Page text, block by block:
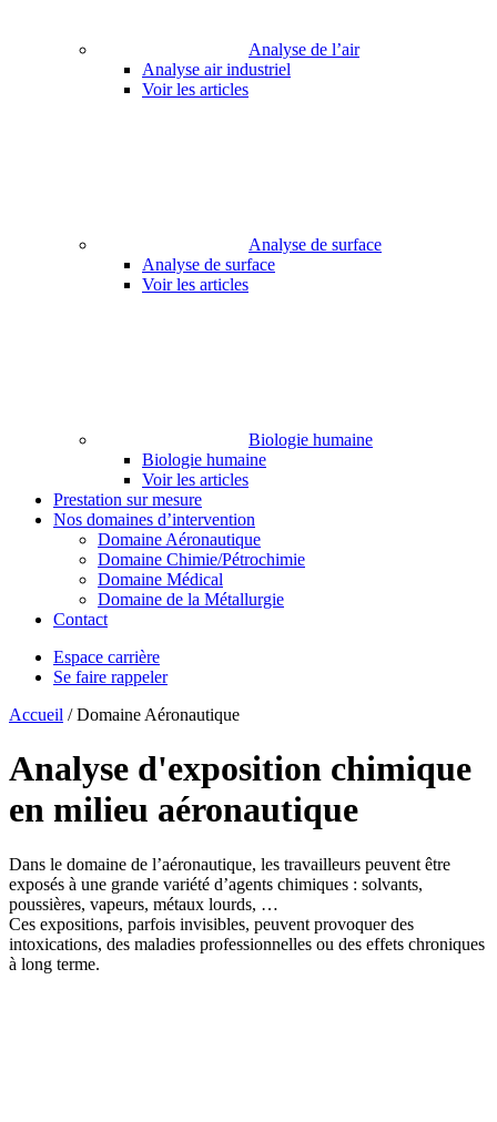
Analyse de l’air
Analyse air industriel
Voir les articles
Analyse de surface
Analyse de surface
Voir les articles
Biologie humaine
Biologie humaine
Voir les articles
Prestation sur mesure
Nos domaines d’intervention
Domaine Aéronautique
Domaine Chimie/Pétrochimie
Domaine Médical
Domaine de la Métallurgie
Contact
Espace carrière
Se faire rappeler
Accueil /Domaine Aéronautique
Analyse d'exposition chimique
en milieu aéronautique
Dans le domaine de l’aéronautique, les travailleurs peuvent être
exposés à une grande variété d’agents chimiques : solvants,
poussières, vapeurs, métaux lourds, …
Ces expositions, parfois invisibles, peuvent provoquer des
intoxications, des maladies professionnelles ou des effets chroniques
à long terme.